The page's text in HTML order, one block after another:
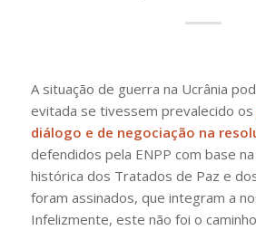
A situação de guerra na Ucrânia
evitada se tivessem prevalecido os
diálogo e de negociação na
defendidos pela ENPP com base
histórica dos Tratados de Paz e
foram assinados, que integram a
Infelizmente, este não foi o